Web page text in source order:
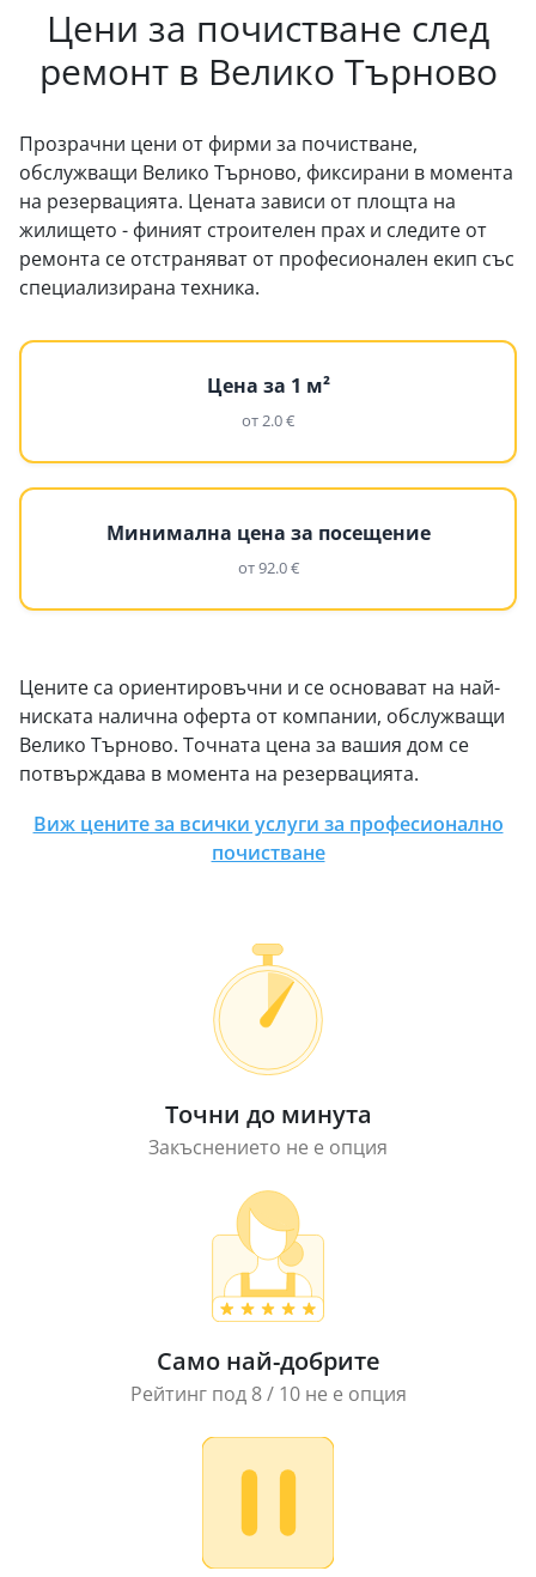
Цени за почистване след
ремонт в Велико Търново
Прозрачни цени от фирми за почистване,
обслужващи Велико Търново, фиксирани в момента
на резервацията. Цената зависи от площта на
жилището - финият строителен прах и следите от
ремонта се отстраняват от професионален екип със
специализирана техника.
Цена за 1 м²
от 2.0 €
Минимална цена за посещение
от 92.0 €
Цените са ориентировъчни и се основават на най-
ниската налична оферта от компании, обслужващи
Велико Търново. Точната цена за вашия дом се
потвърждава в момента на резервацията.
Виж цените за всички услуги за професионално
почистване
Точни до минута
Закъснението не е опция
Само най-добрите
Рейтинг под 8 / 10 не е опция